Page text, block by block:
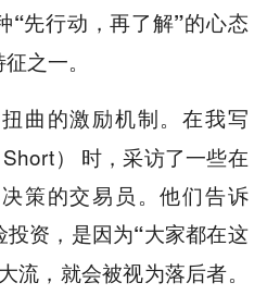
“先行动，再了解”的心态
之一。
曲的激励机制。在我写
Short） 时，采访了一些在
策的交易员。他们告诉
资，是因为“大家都在这
流，就会被视为落后者。